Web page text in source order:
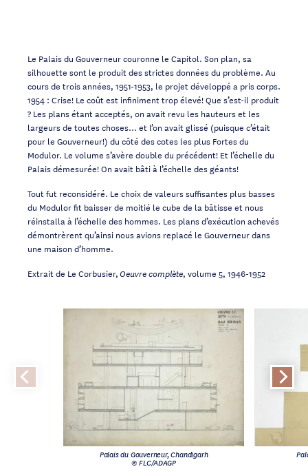
Le Palais du Gouverneur couronne le Capitol. Son plan, sa
silhouette sont le produit des strictes données du problème. Au
cours de trois années, 1951-1953, le projet développé a pris corps.
1954 : Crise! Le coût est infiniment trop élevé! Que s’est-il produit
? Les plans étant acceptés, on avait revu les hauteurs et les
largeurs de toutes choses… et l’on avait glissé (puisque c’était
pour le Gouverneur!) du côté des cotes les plus Fortes du
Modulor. Le volume s’avère double du précédent! Et l’échelle du
Palais démesurée! On avait bâti à l’échelle des géants!
Tout fut reconsidéré. Le choix de valeurs suffisantes plus basses
du Modulor fit baisser de moitié le cube de la bâtisse et nous
réinstalla à l’échelle des hommes. Les plans d’exécution achevés
démontrèrent qu’ainsi nous avions replacé le Gouverneur dans
une maison d’homme.
Extrait de Le Corbusier,Oeuvre complète, volume 5, 1946-1952
Palais du Gouverneur, Chandigarh
© FLC/ADAGP